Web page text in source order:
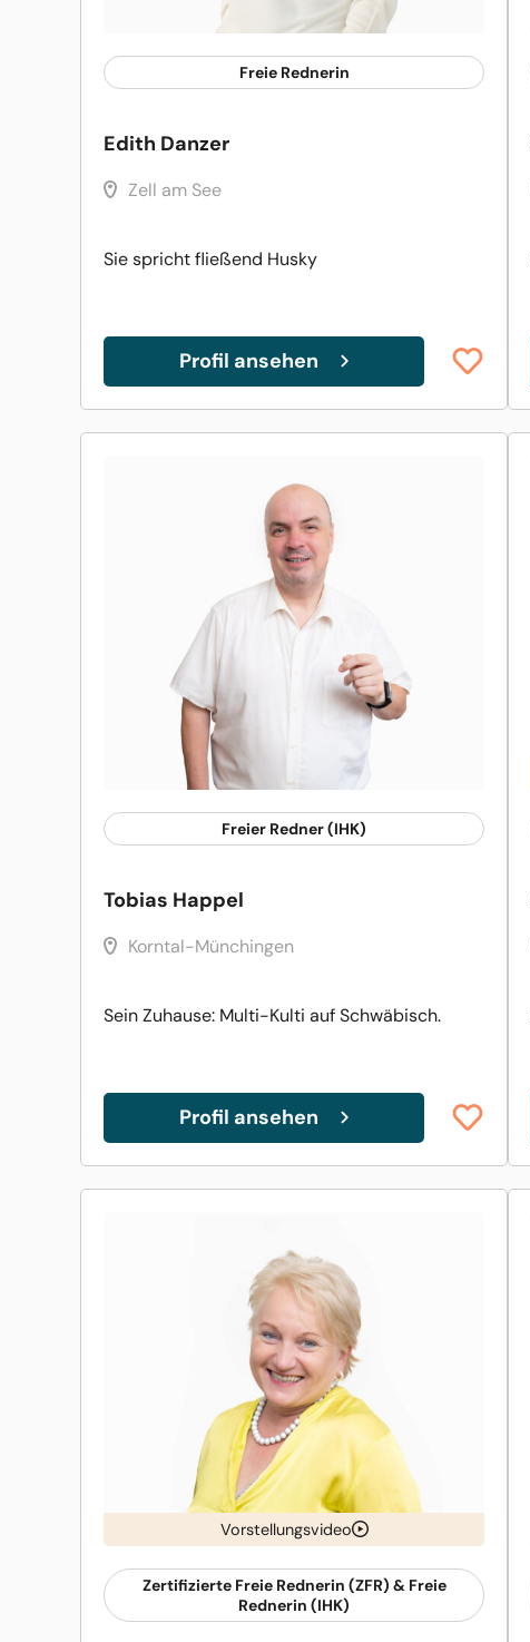
Freie Rednerin
Edith Danzer
Zell am See
Sie spricht fließend Husky
Profil ansehen
Freier Redner (IHK)
Tobias Happel
Korntal-Münchingen
Sein Zuhause: Multi-Kulti auf Schwäbisch.
Profil ansehen
Vorstellungsvideo
Zertifizierte Freie Rednerin (ZFR) & Freie
Rednerin (IHK)